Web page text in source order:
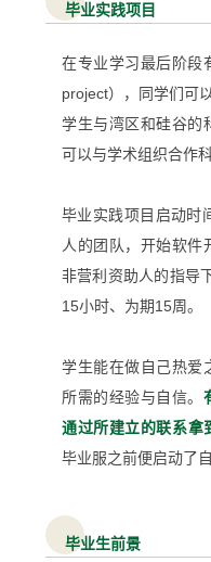
毕业实践项目
在专业学习最后阶段
project），同学们可以
学生与湾区和硅谷的
可以与学术组织合作科
毕业实践项目启动时
人的团队，开始软件
非营利资助人的指导
15小时、为期15周。
学生能在做自己热爱
所需的经验与自信。
通过所建立的联系拿
毕业服之前便启动了
毕业生前景